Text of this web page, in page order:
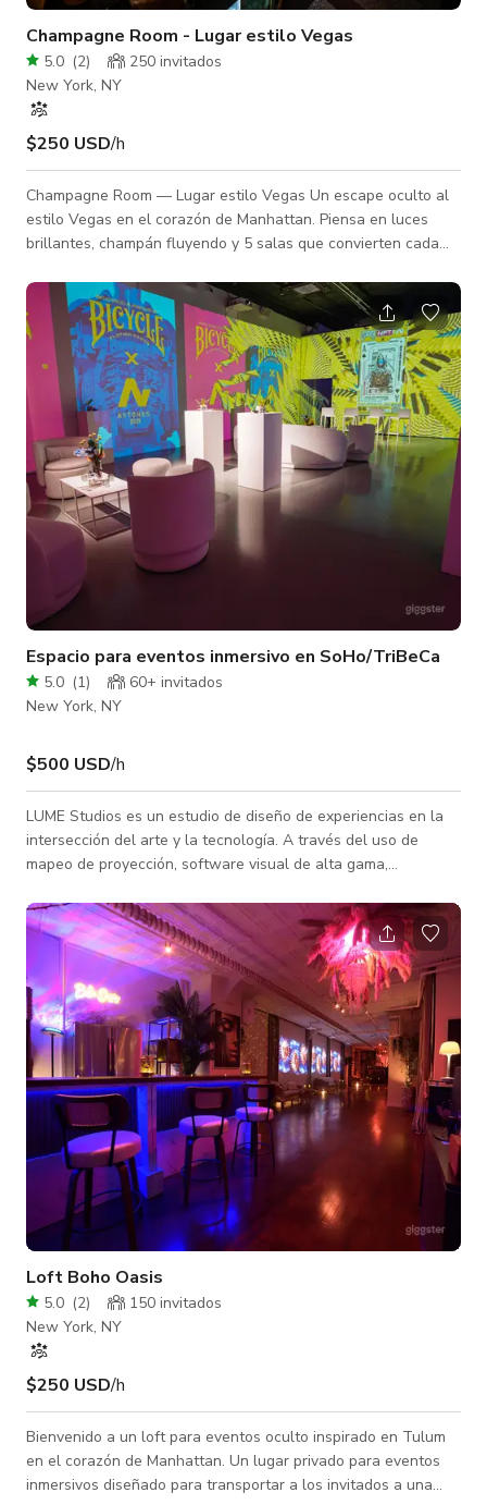
Champagne Room - Lugar estilo Vegas
5.0 (2)
250 invitados
New York, NY
$250 USD/h
Champagne Room — Lugar estilo Vegas Un escape oculto al
estilo Vegas en el corazón de Manhattan. Piensa en luces
brillantes, champán fluyendo y 5 salas que convierten cada
celebraciones que se sienten un poco irreales — donde los
cócteles tienen personalidad, las botellas llegan con energía
y cada rincón se siente como un momento digno de capturar -
precios de alquiler $250 por hora - hasta 60 personas (1 sala
privada) $375
Espacio para eventos inmersivo en SoHo/TriBeCa
5.0 (1)
60+ invitados
New York, NY
$500 USD/h
LUME Studios es un estudio de diseño de experiencias en la
intersección del arte y la tecnología. A través del uso de
mapeo de proyección, software visual de alta gama,
impresionantes que cuentan historias inolvidables. Ubicado a
nivel de calle en el corazón de SoHo y TriBeCa, nuestro
estudio de caja blanca cuenta con 3,400 pies cuadrados de
espacio para eventos inmersivos, ideal para activaciones de
marca, tiendas emergentes, la
Loft Boho Oasis
5.0 (2)
150 invitados
New York, NY
$250 USD/h
Bienvenido a un loft para eventos oculto inspirado en Tulum
en el corazón de Manhattan. Un lugar privado para eventos
inmersivos diseñado para transportar a los invitados a una